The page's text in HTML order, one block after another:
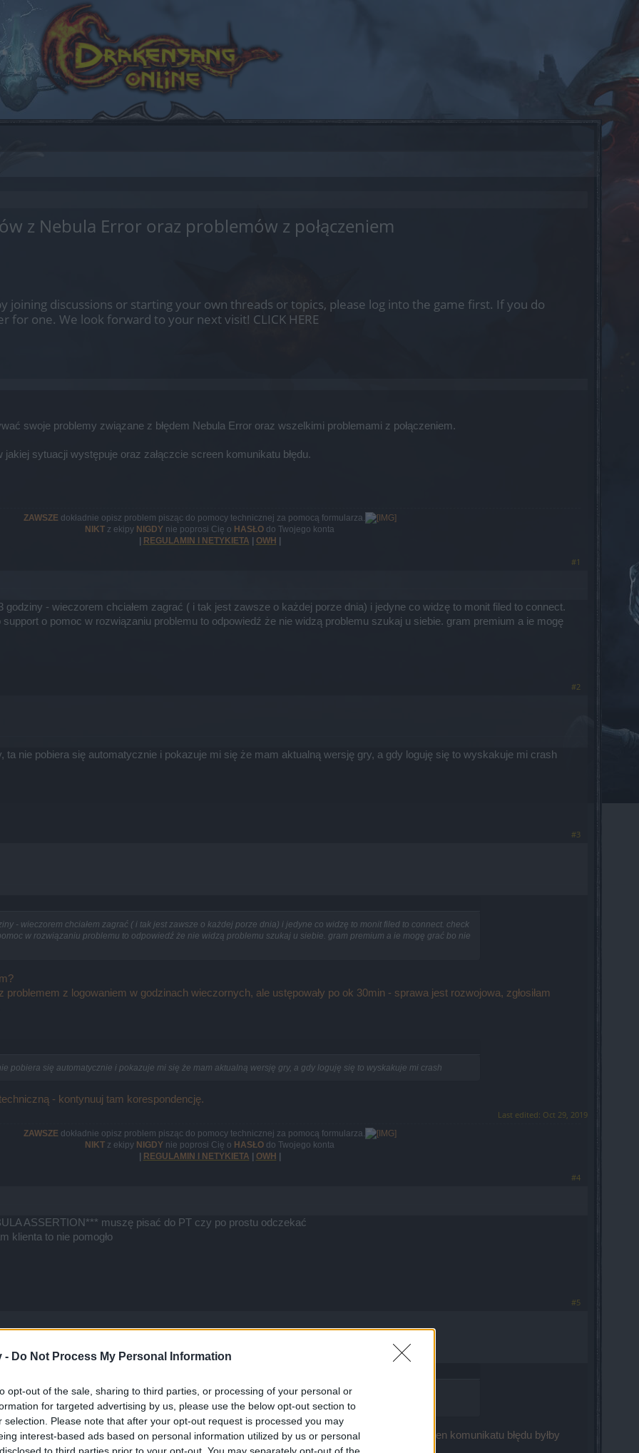
- Do Not Process My Personal Information
opt-out of the sale, sharing to third parties, or processing of your personal or
for targeted advertising by us, please use the below opt-out section to
selection. Please note that after your opt-out request is processed you may
interest-based ads based on personal information utilized by us or personal
to third parties prior to your opt-out. You may separately opt-out of the
z Nebula Error oraz problemów z połączeniem
joining discussions or starting your own threads or topics, please log into the game first. If you do
for one. We look forward to your next visit! CLICK HERE
swoje problemy związane z błędem Nebula Error oraz wszelkimi problemami z połączeniem.
jakiej sytuacji występuje oraz załączcie screen komunikatu błędu.​
ZAWSZEdokładnie opisz problem pisząc do pomocy technicznej za pomocą formularza.
NIKT z ekipy NIGDY nie poprosi Cię o HASŁO do Twojego konta
REGULAMIN I NETYKIETA OWH
#1
godziny - wieczorem chciałem zagrać ( i tak jest zawsze o każdej porze dnia) i jedyne co widzę to monit filed to connect.
support o pomoc w rozwiązaniu problemu to odpowiedź że nie widzą problemu szukaj u siebie. gram premium a ie mogę
#2
ta nie pobiera się automatycznie i pokazuje mi się że mam aktualną wersję gry, a gdy loguję się to wyskakuje mi crash
#3
- wieczorem chciałem zagrać ( i tak jest zawsze o każdej porze dnia) i jedyne co widzę to monit filed to connect. check
w rozwiązaniu problemu to odpowiedź że nie widzą problemu szukaj u siebie. gram premium a ie mogę grać bo nie
z logowaniem w godzinach wieczornych, ale ustępowały po ok 30min - sprawa jest rozwojowa, zgłosiłam
pobiera się automatycznie i pokazuje mi się że mam aktualną wersję gry, a gdy loguję się to wyskakuje mi crash
- kontynuuj tam korespondencję.
Last edited: Oct 29, 2019
ZAWSZEdokładnie opisz problem pisząc do pomocy technicznej za pomocą formularza.
NIKT z ekipy NIGDY nie poprosi Cię o HASŁO do Twojego konta
REGULAMIN I NETYKIETA OWH
#4
ASSERTION*** muszę pisać do PT czy po prostu odczekać
klienta to nie pomogło
#5
muszę pisać do PT czy po prostu odczekać
to nie pomogło
tematu. Obawiam się, że opis Twojego błędu jest zbyt lakoniczny, by uzyskać pomoc - screen komunikatu błędu byłby